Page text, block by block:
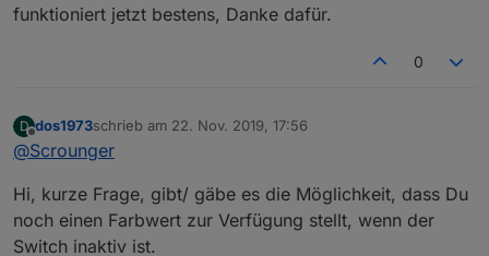
funktioniert jetzt bestens, Danke dafür.
0
D
Offline
dos1973schrieb am 22. Nov. 2019, 17:56
zuletzt editiert von
@Scrounger
Hi, kurze Frage, gibt/ gäbe es die Möglichkeit, dass Du
noch einen Farbwert zur Verfügung stellt, wenn der
Switch inaktiv ist.